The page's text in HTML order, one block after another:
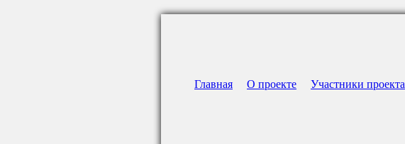
Главная О проекте Участники проекта